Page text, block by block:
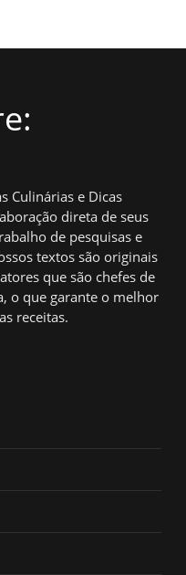
Culinárias e Dicas
direta de seus
de pesquisas e
textos são originais
que são chefes de
o que garante o melhor
receitas.